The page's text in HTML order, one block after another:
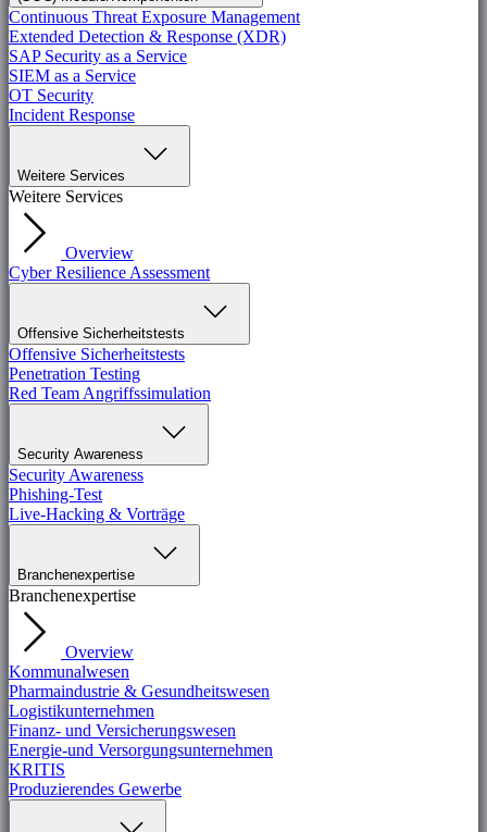
Continuous Threat Exposure Management
Extended Detection & Response (XDR)
SAP Security as a Service
SIEM as a Service
OT Security
Incident Response
Weitere Services
Weitere Services
Overview
Cyber Resilience Assessment
Offensive Sicherheitstests
Offensive Sicherheitstests
Penetration Testing
Red Team Angriffssimulation
Security Awareness
Security Awareness
Phishing-Test
Live-Hacking & Vorträge
Branchenexpertise
Branchenexpertise
Overview
Kommunalwesen
Pharmaindustrie & Gesundheitswesen
Logistikunternehmen
Finanz- und Versicherungswesen
Energie-und Versorgungsunternehmen
KRITIS
Produzierendes Gewerbe